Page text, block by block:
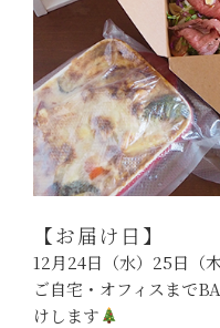
【お届け日】
12月24日（水）25日（木
ご自宅・オフィスまで
けします